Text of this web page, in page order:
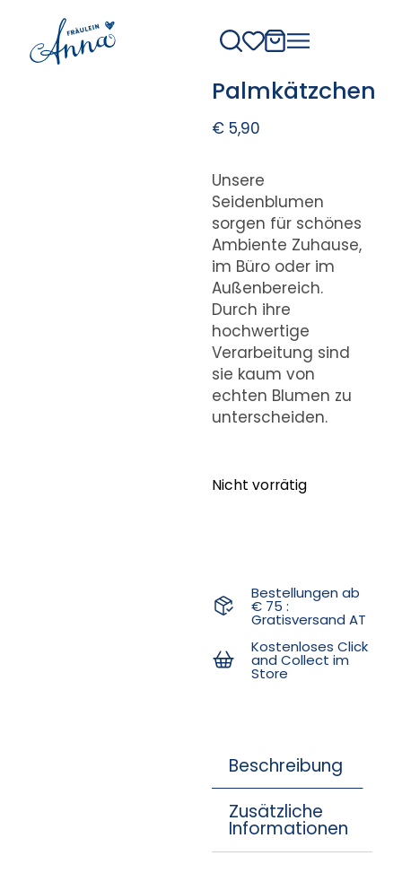
Palmkätzchen
€5,90
Unsere
Seidenblumen
sorgen für schönes
Ambiente Zuhause,
im Büro oder im
Außenbereich.
Durch ihre
hochwertige
Verarbeitung sind
sie kaum von
echten Blumen zu
unterscheiden.
Nicht vorrätig
Bestellungen ab
€ 75 :
Gratisversand AT
Kostenloses Click
and Collect im
Store
Beschreibung
Zusätzliche
Informationen